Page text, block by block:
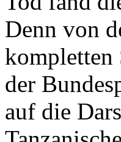
Denn von
kompletten
der
auf die